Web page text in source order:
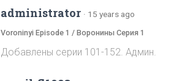
administrator · 15 years ago
Voroninyi Episode 1 / Воронины Серия 1
Добавлены серии 101-152. Админ.